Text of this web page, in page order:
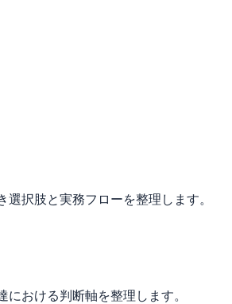
択肢と実務フローを整理します。
おける判断軸を整理します。